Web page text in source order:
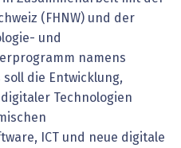
(FHNW) und der
und
namens
die Entwicklung,
Technologien
ICT und neue digitale